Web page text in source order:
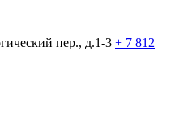
пер., д.1-3 + 7 812